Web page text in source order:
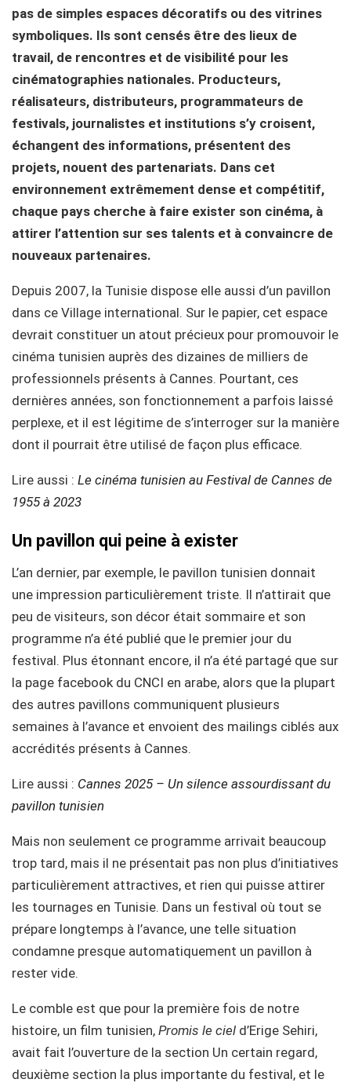
pas de simples espaces décoratifs ou des vitrines
symboliques. Ils sont censés être des lieux de
travail, de rencontres et de visibilité pour les
cinématographies nationales. Producteurs,
réalisateurs, distributeurs, programmateurs de
festivals, journalistes et institutions s’y croisent,
échangent des informations, présentent des
projets, nouent des partenariats. Dans cet
environnement extrêmement dense et compétitif,
chaque pays cherche à faire exister son cinéma, à
attirer l’attention sur ses talents et à convaincre de
nouveaux partenaires.
Depuis 2007, la Tunisie dispose elle aussi d’un pavillon
dans ce Village international. Sur le papier, cet espace
devrait constituer un atout précieux pour promouvoir le
cinéma tunisien auprès des dizaines de milliers de
professionnels présents à Cannes. Pourtant, ces
dernières années, son fonctionnement a parfois laissé
perplexe, et il est légitime de s’interroger sur la manière
dont il pourrait être utilisé de façon plus efficace.
Lire aussi : Le cinéma tunisien au Festival de Cannes de
1955 à 2023
Un pavillon qui peine à exister
L’an dernier, par exemple, le pavillon tunisien donnait
une impression particulièrement triste. Il n’attirait que
peu de visiteurs, son décor était sommaire et son
programme n’a été publié que le premier jour du
festival. Plus étonnant encore, il n’a été partagé que sur
la page facebook du CNCI en arabe, alors que la plupart
des autres pavillons communiquent plusieurs
semaines à l’avance et envoient des mailings ciblés aux
accrédités présents à Cannes.
Lire aussi : Cannes 2025 – Un silence assourdissant du
pavillon tunisien
Mais non seulement ce programme arrivait beaucoup
trop tard, mais il ne présentait pas non plus d’initiatives
particulièrement attractives, et rien qui puisse attirer
les tournages en Tunisie. Dans un festival où tout se
prépare longtemps à l’avance, une telle situation
condamne presque automatiquement un pavillon à
rester vide.
Le comble est que pour la première fois de notre
histoire, un film tunisien, Promis le ciel d’Erige Sehiri,
avait fait l’ouverture de la section Un certain regard,
deuxième section la plus importante du festival, et le